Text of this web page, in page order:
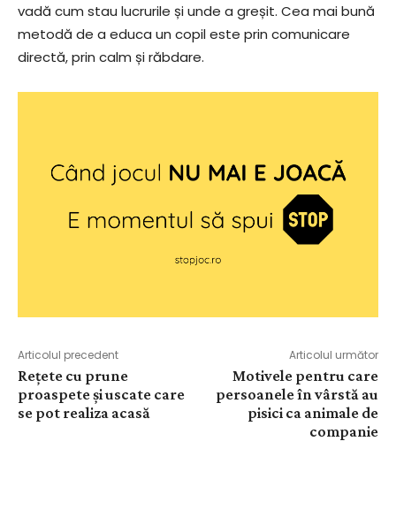
vadă cum stau lucrurile și unde a greșit. Cea mai bună
metodă de a educa un copil este prin comunicare
directă, prin calm și răbdare.
Articolul precedent
Rețete cu prune
proaspete și uscate care
se pot realiza acasă
Articolul următor
Motivele pentru care
persoanele în vârstă au
pisici ca animale de
companie